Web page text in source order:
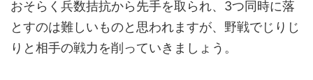
おそらく兵数拮抗から先手を取られ、3つ同時に落
とすのは難しいものと思われますが、野戦でじりじ
りと相手の戦力を削っていきましょう。